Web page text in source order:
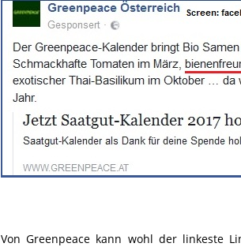
Von Greenpeace kann wohl der linkeste